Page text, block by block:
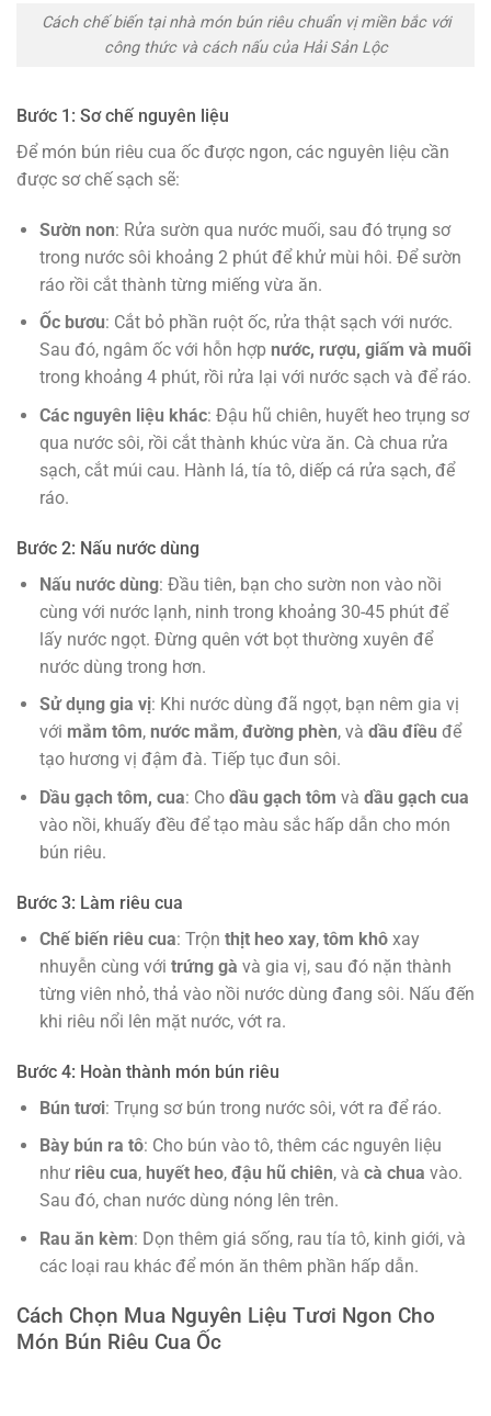
Cách chế biến tại nhà món bún riêu chuẩn vị miền bắc với
công thức và cách nấu của Hải Sản Lộc
Bước 1: Sơ chế nguyên liệu
Để món bún riêu cua ốc được ngon, các nguyên liệu cần
được sơ chế sạch sẽ:
Sườn non: Rửa sườn qua nước muối, sau đó trụng sơ
trong nước sôi khoảng 2 phút để khử mùi hôi. Để sườn
ráo rồi cắt thành từng miếng vừa ăn.
Ốc bươu: Cắt bỏ phần ruột ốc, rửa thật sạch với nước.
Sau đó, ngâm ốc với hỗn hợp nước, rượu, giấm và muối
trong khoảng 4 phút, rồi rửa lại với nước sạch và để ráo.
Các nguyên liệu khác: Đậu hũ chiên, huyết heo trụng sơ
qua nước sôi, rồi cắt thành khúc vừa ăn. Cà chua rửa
sạch, cắt múi cau. Hành lá, tía tô, diếp cá rửa sạch, để
ráo.
Bước 2: Nấu nước dùng
Nấu nước dùng: Đầu tiên, bạn cho sườn non vào nồi
cùng với nước lạnh, ninh trong khoảng 30-45 phút để
lấy nước ngọt. Đừng quên vớt bọt thường xuyên để
nước dùng trong hơn.
Sử dụng gia vị: Khi nước dùng đã ngọt, bạn nêm gia vị
với mắm tôm, nước mắm, đường phèn, và dầu điều để
tạo hương vị đậm đà. Tiếp tục đun sôi.
Dầu gạch tôm, cua: Cho dầu gạch tôm và dầu gạch cua
vào nồi, khuấy đều để tạo màu sắc hấp dẫn cho món
bún riêu.
Bước 3: Làm riêu cua
Chế biến riêu cua: Trộn thịt heo xay, tôm khôxay
nhuyễn cùng với trứng gà và gia vị, sau đó nặn thành
từng viên nhỏ, thả vào nồi nước dùng đang sôi. Nấu đến
khi riêu nổi lên mặt nước, vớt ra.
Bước 4: Hoàn thành món bún riêu
Bún tươi: Trụng sơ bún trong nước sôi, vớt ra để ráo.
Bày bún ra tô: Cho bún vào tô, thêm các nguyên liệu
như riêu cua, huyết heo, đậu hũ chiên, và cà chua vào.
Sau đó, chan nước dùng nóng lên trên.
Rau ăn kèm: Dọn thêm giá sống, rau tía tô, kinh giới, và
các loại rau khác để món ăn thêm phần hấp dẫn.
Cách Chọn Mua Nguyên Liệu Tươi Ngon Cho
Món Bún Riêu Cua Ốc